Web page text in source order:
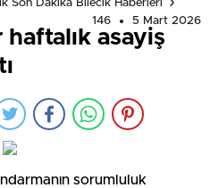
Son Dakika Bilecik Haberleri
146
5 Mart 2026
asayiş
sorumluluk